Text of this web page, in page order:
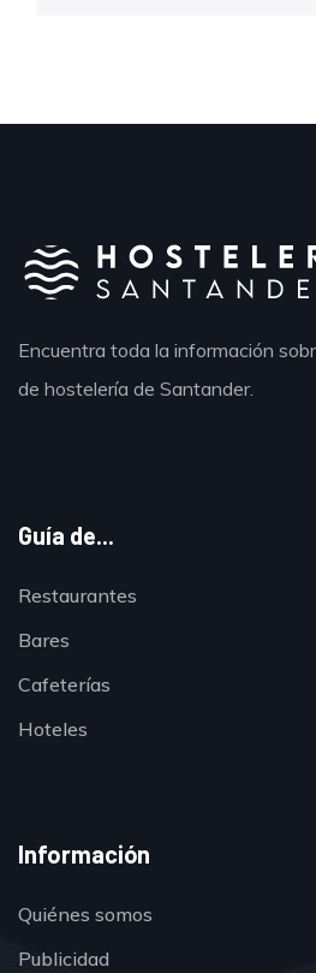
Encuentra toda la información
de hostelería de Santander.
Guía de...
Restaurantes
Bares
Cafeterías
Hoteles
Información
Quiénes somos
Publicidad